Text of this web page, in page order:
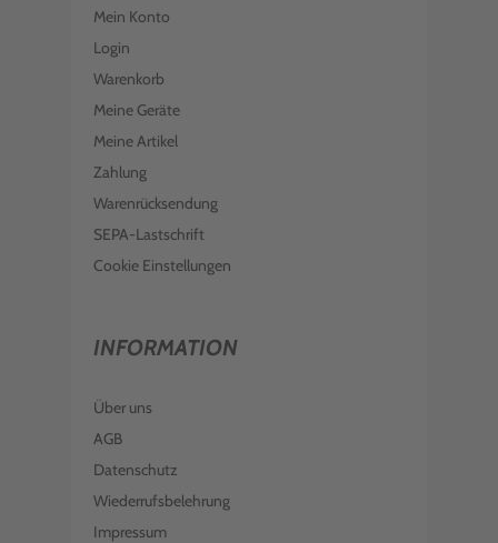
Mein Konto
Login
Warenkorb
Meine Geräte
Meine Artikel
Zahlung
Warenrücksendung
SEPA-Lastschrift
Cookie Einstellungen
INFORMATION
Über uns
AGB
Datenschutz
Wiederrufsbelehrung
Impressum